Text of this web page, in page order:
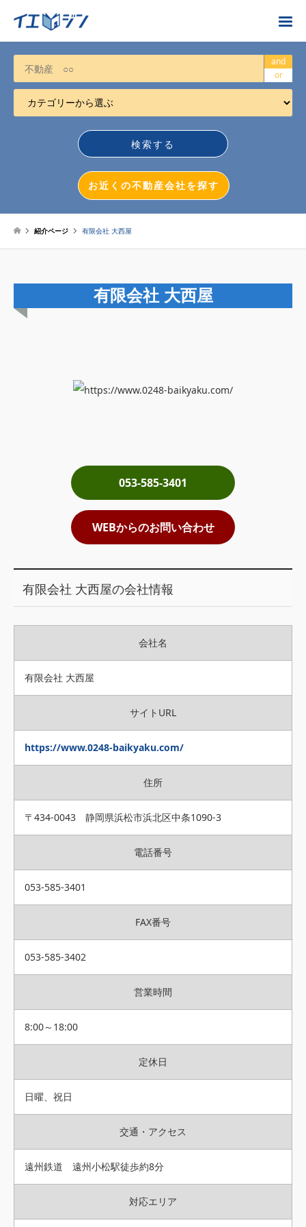
お近くの不動産会社を探す
カテゴリーから選ぶ
不動産売却
不動産投資
土地売却
利用規約について
掲載受付窓口はこちら
and
or
お近くの不動産会社を探す
紹介ページ 有限会社 大西屋
有限会社 大西屋
053-585-3401
WEBからのお問い合わせ
有限会社 大西屋の会社情報
会社名
有限会社 大西屋
サイトURL
https://www.0248-baikyaku.com/
住所
〒434-0043 静岡県浜松市浜北区中条1090-3
電話番号
053-585-3401
FAX番号
053-585-3402
営業時間
8:00～18:00
定休日
日曜、祝日
交通・アクセス
遠州鉄道 遠州小松駅徒歩約8分
対応エリア